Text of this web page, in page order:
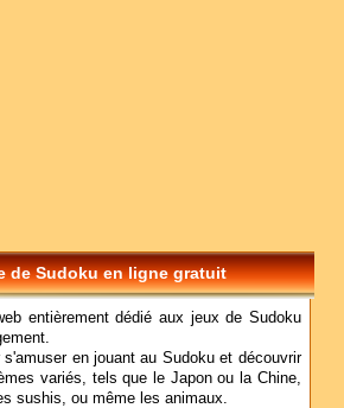
de Sudoku en ligne gratuit
entièrement dédié aux jeux de Sudoku
en jouant au Sudoku et découvrir
variés, tels que le Japon ou la Chine,
sushis, ou même les animaux.